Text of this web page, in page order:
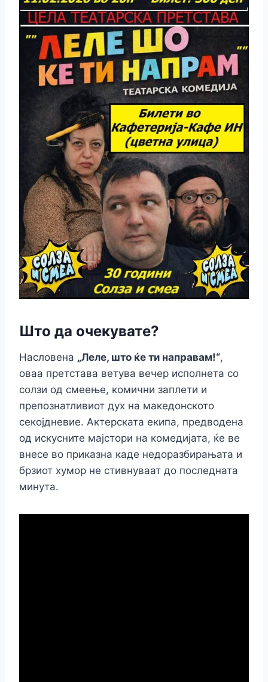
Што да очекувате?
Насловена „Леле, што ќе ти направам!“,
оваа претстава ветува вечер исполнета со
солзи од смеење, комични заплети и
препознатливиот дух на македонското
секојдневие. Актерската екипа, предводена
од искусните мајстори на комедијата, ќе ве
внесе во приказна каде недоразбирањата и
брзиот хумор не стивнуваат до последната
минута.